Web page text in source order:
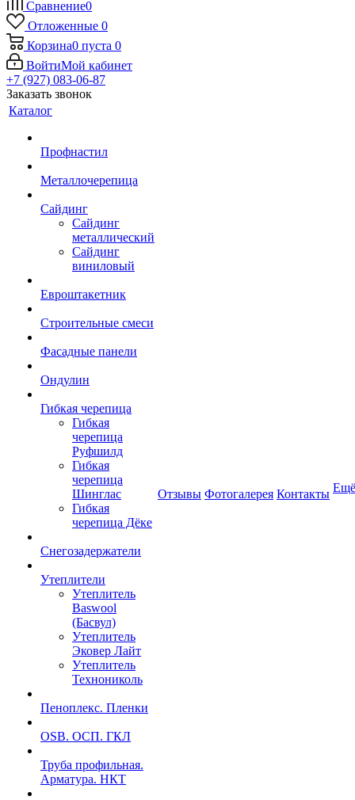
Сравнение0
Отложенные 0
Корзина0 пуста 0
ВойтиМой кабинет
+7 (927) 083-06-87
Заказать звонок
Каталог
Профнастил
Металлочерепица
Сайдинг
Сайдинг
металлический
Сайдинг
виниловый
Евроштакетник
Строительные смеси
Фасадные панели
Ондулин
Гибкая черепица
Гибкая
черепица
Руфшилд
Гибкая
черепица
Шинглас
Гибкая
черепица Дёке
Снегозадержатели
Утеплители
Утеплитель
Baswool
(Басвул)
Утеплитель
Эковер Лайт
Утеплитель
Технониколь
Пеноплекс. Пленки
OSB. ОСП. ГКЛ
Труба профильная.
Арматура. НКТ
Отзывы Фотогалерея Контакты Ещё